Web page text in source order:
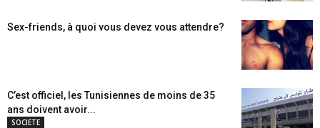
Sex-friends, à quoi vous devez vous attendre?
C’est officiel, les Tunisiennes de moins de 35
ans doivent avoir...
SOCIETE